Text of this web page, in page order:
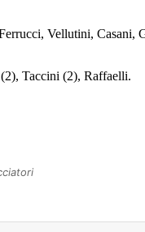
Vellutini, Casani,
Taccini (2), Raffaelli.